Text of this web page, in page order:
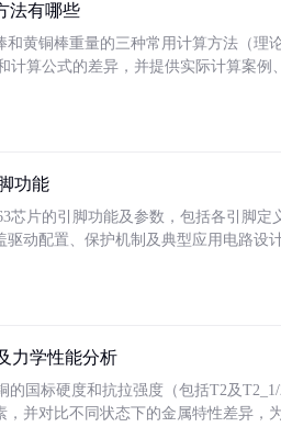
法有哪些
和黄铜棒重量的三种常用计算方法（理
计算公式的差异，并提供实际计算案
功能
芯片的引脚功能及参数，包括各引脚
驱动配置、保护机制及典型应用电路设
力学性能分析
的国标硬度和抗拉强度（包括T2及
，并对比不同状态下的金属特性差异，